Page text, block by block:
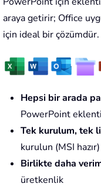
araya getirir; Office
için ideal bir çözümdür.
Hepsi bir arada
PowerPoint
Tek kurulum, tek
kurulun (MSI hazır)
Birlikte daha
üretkenlik